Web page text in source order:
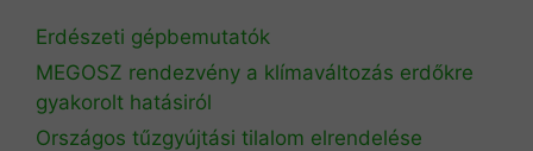
Erdészeti gépbemutatók
MEGOSZ rendezvény a klímaváltozás erdőkre
gyakorolt hatásiról
Országos tűzgyújtási tilalom elrendelése